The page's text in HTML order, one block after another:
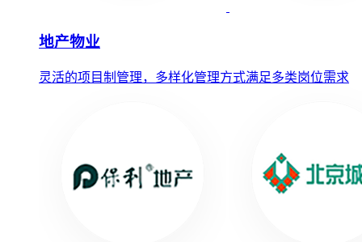
地产物业
灵活的项目制管理，多样化管理方式满足多类岗位需求